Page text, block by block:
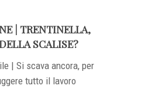
| TRENTINELLA,
SCALISE?
| Si scava ancora, per
tutto il lavoro